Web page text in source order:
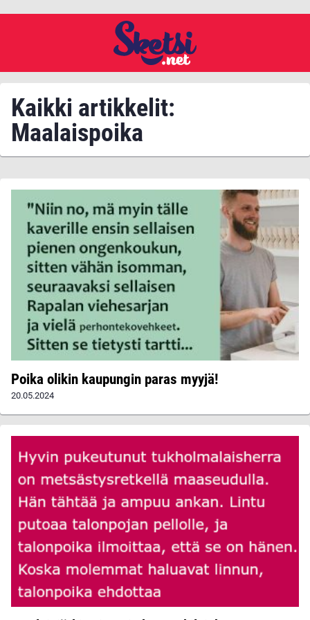
Kaikki artikkelit:
Maalaispoika
Poika olikin kaupungin paras myyjä!
20.05.2024